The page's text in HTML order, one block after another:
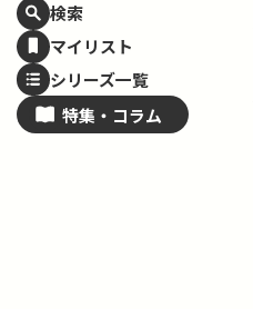
検索
マイリスト
シリーズ一覧
特集・ コラム